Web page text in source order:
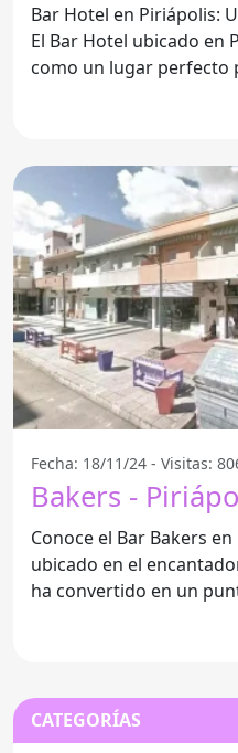
Bar Hotel en Piriápolis:
El Bar Hotel ubicado en
como un lugar perfecto
Fecha: 18/11/24 - Visitas:
Bakers -
Conoce el Bar Bakers en Piriápolis
ubicado en el
ha convertido en un
CATEGORÍAS